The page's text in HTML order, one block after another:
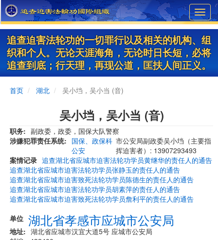
Skip
to
main
content
追查迫害法轮功的一切罪行以及相关的机构、组
织和个人。无论天涯海角，无论时日长短，必将
追查到底；行天理，再现公道，匡扶人间正义。
首页 湖北 吴小垱，吴小当 (音)
吴小垱，吴小当 (音)
职务
副政委，政委，国保大队警察
涉嫌犯罪责任系统
国保、政保科
公安
市公安局副政委吴小垱（主要指
挥迫害者）: 13907293493
案情记录 追查湖北省应城市迫害法轮功学员黄继华的责任人的通告
追查湖北省应城市迫害法轮功学员张静玉的责任人的通告
追查湖北省应城市迫害致死法轮功学员陈德生的责任人的通告
追查湖北省应城市迫害法轮功学员胡素萍的责任人的通告
追查湖北省应城市迫害致死法轮功学员詹利平的责任人的通告
单位 湖北省孝感市应城市公安局
地址
湖北省应城市汉宜大道5号 应城市公安局